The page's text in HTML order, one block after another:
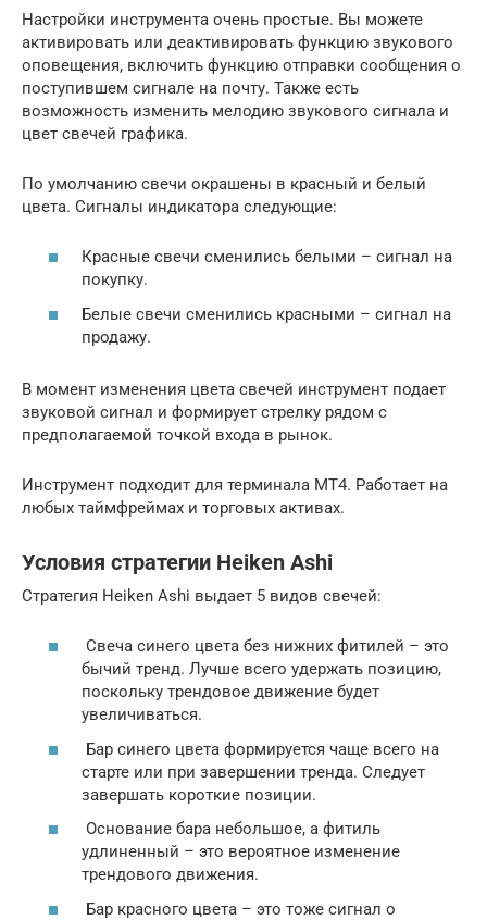
Настройки инструмента очень простые. Вы можете
активировать или деактивировать функцию звукового
оповещения, включить функцию отправки сообщения о
поступившем сигнале на почту. Также есть
возможность изменить мелодию звукового сигнала и
цвет свечей графика.
По умолчанию свечи окрашены в красный и белый
цвета. Сигналы индикатора следующие:
Красные свечи сменились белыми – сигнал на
покупку.
Белые свечи сменились красными – сигнал на
продажу.
В момент изменения цвета свечей инструмент подает
звуковой сигнал и формирует стрелку рядом с
предполагаемой точкой входа в рынок.
Инструмент подходит для терминала MT4. Работает на
любых таймфреймах и торговых активах.
Условия стратегии Heiken Ashi
Стратегия Heiken Ashi выдает 5 видов свечей:
Свеча синего цвета без нижних фитилей – это
бычий тренд. Лучше всего удержать позицию,
поскольку трендовое движение будет
увеличиваться.
Бар синего цвета формируется чаще всего на
старте или при завершении тренда. Следует
завершать короткие позиции.
Основание бара небольшое, а фитиль
удлиненный – это вероятное изменение
трендового движения.
Бар красного цвета – это тоже сигнал о